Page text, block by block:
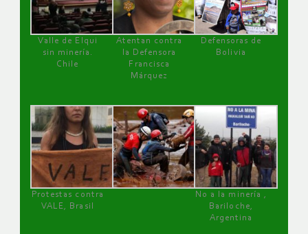
Valle de Elqui
sin minería.
Chile
Atentan contra
la Defensora
Francisca
Márquez
Defensoras de
Bolivia
Protestas contra
VALE, Brasil
No a la minería ,
Bariloche,
Argentina